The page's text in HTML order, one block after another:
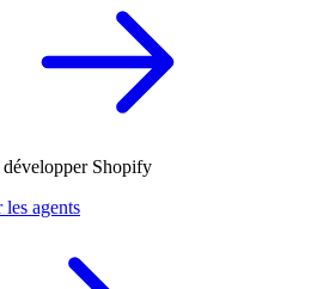
développer Shopify
agents